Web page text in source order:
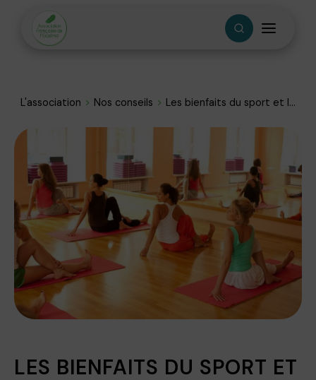
L'association Nos conseils Les bienfaits du sport et l...
LES BIENFAITS DU SPORT ET